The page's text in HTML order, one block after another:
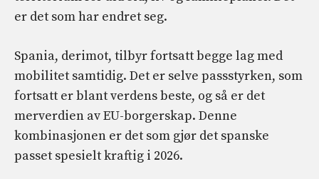
er det som har endret seg.
Spania, derimot, tilbyr fortsatt begge lag med
mobilitet samtidig. Det er selve passstyrken, som
fortsatt er blant verdens beste, og så er det
merverdien av EU-borgerskap. Denne
kombinasjonen er det som gjør det spanske
passet spesielt kraftig i 2026.